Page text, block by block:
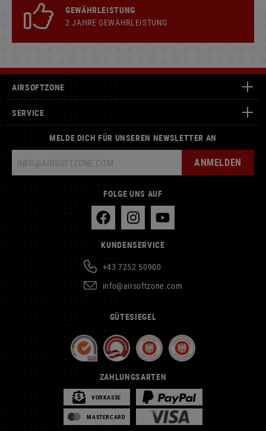
GEWÄHRLEISTUNG
2 JAHRE GEWÄHRLEISTUNG
AIRSOFTZONE
SERVICE
MELDE DICH FÜR UNSEREN NEWSLETTER AN
ANMELDEN
FOLGE UNS AUF
KUNDENSERVICE
+43 7252 50900
info@airsoftzone.com
GÜTESIEGEL
ZAHLUNGSARTEN
VORKASSE
MASTERCARD